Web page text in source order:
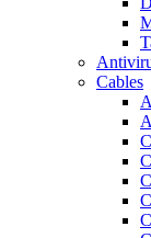
Cables